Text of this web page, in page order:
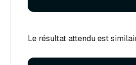
Le résultat attendu est